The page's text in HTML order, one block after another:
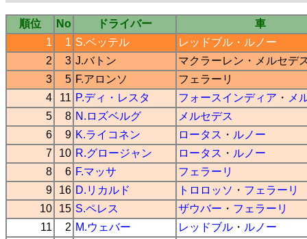
順位 No ドライバー
車
1
1 S.ベッテル レッドブル ・ ルノー
2
3 J.バトン マクラーレン ・ メルセデ
3
5 F.アロンソ
フェラーリ
4
11 P.ディ・レスタ フォースインディア ・ メ
5
8 N.ロズベルグ
メルセデス
6
9 K.ライコネン ロータス ・ ルノー
7
10 R.グロージャン ロータス ・ ルノー
8
6 F.マッサ
フェラーリ
9
16 D.リカルド トロロッソ ・ フェラーリ
10
15 S.ペレス ザウバー ・ フェラーリ
11
2 M.ウェバー レッドブル ・ ルノー